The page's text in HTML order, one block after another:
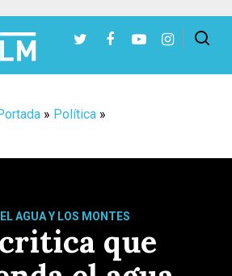
» Política »
AGUA Y LOS MONTES
que